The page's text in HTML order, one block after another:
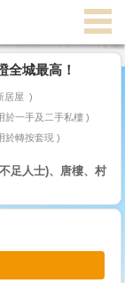
全城最高！
居屋
於一手及二手私樓
於轉按套現
足人士)、唐樓、村